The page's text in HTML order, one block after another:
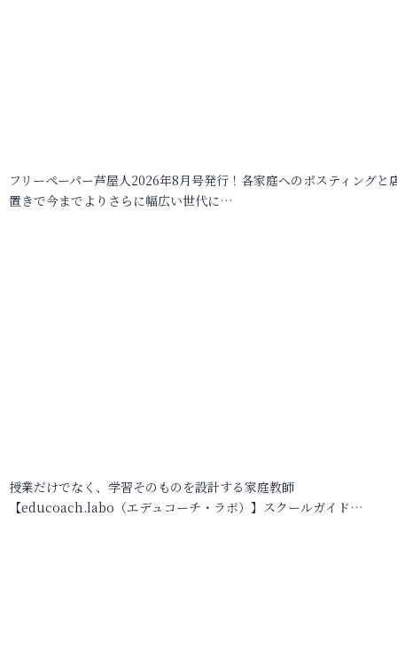
フリーペーパー芦屋人2026年8月号発行！各家庭へのポスティングと
置きで今までよりさらに幅広い世代に…
授業だけでなく、学習そのものを設計する家庭教師
【educoach.labo（エデュコーチ・ラボ）】スクールガイド…